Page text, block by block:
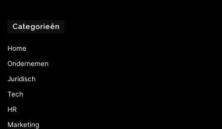
Categorieën
Home
Ondernemen
Juridisch
Tech
HR
Marketing